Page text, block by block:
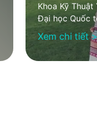
Khoa Kỹ
Đại học Quốc
Xem chi tiết >